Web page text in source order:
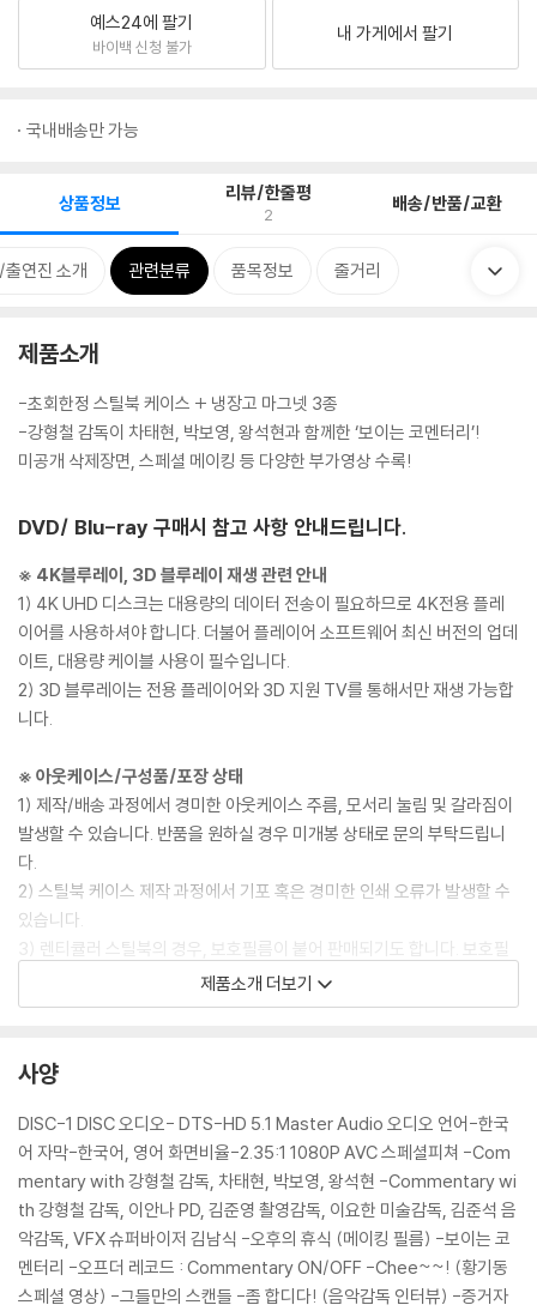
예스24에 팔기
바이백 신청 불가
내 가게에서 팔기
국내배송만 가능
상품정보 리뷰/한줄평
2 배송/반품/교환
연진 소개 관련분류 품목정보 줄거리
제품소개
-초회한정 스틸북 케이스 + 냉장고 마그넷 3종
-강형철 감독이 차태현, 박보영, 왕석현과 함께한 ‘보이는 코멘터리’!
미공개 삭제장면, 스페셜 메이킹 등 다양한 부가영상 수록!
DVD/ Blu-ray 구매시 참고 사항 안내드립니다.
※ 4K블루레이, 3D 블루레이 재생 관련 안내
1) 4K UHD 디스크는 대용량의 데이터 전송이 필요하므로 4K전용 플레
이어를 사용하셔야 합니다. 더불어 플레이어 소프트웨어 최신 버전의 업데
이트, 대용량 케이블 사용이 필수입니다.
2) 3D 블루레이는 전용 플레이어와 3D 지원 TV를 통해서만 재생 가능합
니다.
※ 아웃케이스/구성품/포장 상태
1) 제작/배송 과정에서 경미한 아웃케이스 주름, 모서리 눌림 및 갈라짐이
발생할 수 있습니다. 반품을 원하실 경우 미개봉 상태로 문의 부탁드립니
다.
2) 스틸북 케이스 제작 과정에서 기포 혹은 경미한 인쇄 오류가 발생할 수
있습니다.
3) 렌티큘러 스틸북의 경우, 보호필름이 붙어 판매되기도 합니다. 보호필
름 손상에 의한 교환/반품은 불가합니다.
4) 본품 보호를 위해 노란색의 카톤 박스로 재포장한 경우, 카톤박스 손상
5) 아웃케이스/구성품/포장 상태 불량에 의한 교환/반품 신청시 불량 확
인을 위해 개봉 시의 동영상을 요청할 수 있으며, 동영상이 없는 경우 교
환/반품이 제한될 수 있습니다.
※ 디스크 재생 불량
1) 기기 문제로 인해 발생하는 재생 불량 현상에 대해서는 반품/교환이 불
가하니 최신 소프트웨어로 업데이트된 DVD/BD 전용 기기에서 재생하실
것을 권유해 드립니다.
2) 정전기와 먼지로 인해 재생이 원활하지 않은 경우가 있습니다. 디스크
제품소개 더보기
사양
DISC-1 DISC 오디오- DTS-HD 5.1 Master Audio 오디오 언어-한국
어 자막-한국어, 영어 화면비율-2.35:1 1080P AVC 스페셜피쳐 -Com
mentary with 강형철 감독, 차태현, 박보영, 왕석현 -Commentary wi
th 강형철 감독, 이안나 PD, 김준영 촬영감독, 이요한 미술감독, 김준석 음
악감독, VFX 슈퍼바이저 김남식 -오후의 휴식 (메이킹 필름) -보이는 코
멘터리 -오프더 레코드 : Commentary ON/OFF -Chee~~! (황기동
스페셜 영상) -그들만의 스캔들 -좀 합디다! (음악감독 인터뷰) -증거자